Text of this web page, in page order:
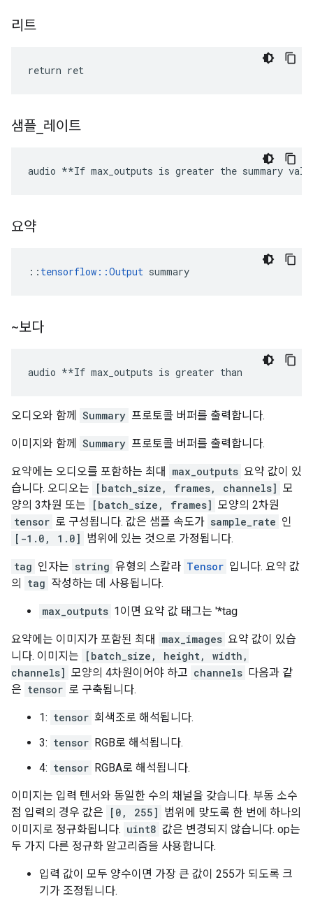
리트
return ret
샘플 레이트
audio **If max_outputs is greater the summary
요약
:: tensorflow::Output summary
~보다
audio **If max_outputs is greater than
오디오와 함께 Summary 프로토콜 버퍼를 출력합니다.
이미지와 함께 Summary 프로토콜 버퍼를 출력합니다.
요약에는 오디오를 포함하는 최대 max_outputs 요약 값이 있
습니다. 오디오는
[batch_size, frames, channels] 모
양의 3차원 또는
[batch_size, frames] 모양의 2차원
tensor 로 구성됩니다. 값은 샘플 속도가 sample_rate 인
[-1.0, 1.0] 범위에 있는 것으로 가정됩니다.
tag 인자는 string 유형의 스칼라 Tensor 입니다. 요약 값
의
tag 작성하는 데 사용됩니다.
max_outputs 1이면 요약 값 태그는 '*tag
요약에는 이미지가 포함된 최대 max_images 요약 값이 있습
니다. 이미지는
[batch_size, height, width,
channels] 모양의 4차원이어야 하고 channels 다음과 같
은 tensor 로 구축됩니다.
1: tensor 회색조로 해석됩니다.
3: tensor RGB로 해석됩니다.
4: tensor RGBA로 해석됩니다.
이미지는 입력 텐서와 동일한 수의 채널을 갖습니다. 부동 소수
점 입력의 경우 값은
[0, 255] 범위에 맞도록 한 번에 하나의
이미지로 정규화됩니다. uint8 값은 변경되지 않습니다. op는
두 가지 다른 정규화 알고리즘을 사용합니다.
입력 값이 모두 양수이면 가장 큰 값이 255가 되도록 크
기가 조정됩니다.